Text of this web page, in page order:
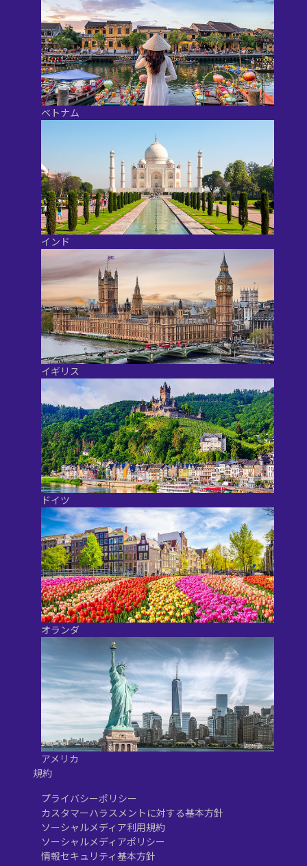
ベトナム
インド
イギリス
ドイツ
オランダ
アメリカ
規約
プライバシーポリシー
カスタマーハラスメントに対する基本方針
ソーシャルメディア利用規約
ソーシャルメディアポリシー
情報セキュリティ基本方針